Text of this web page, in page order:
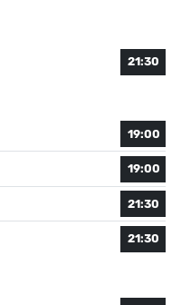
21:30
19:00
19:00
21:30
21:30